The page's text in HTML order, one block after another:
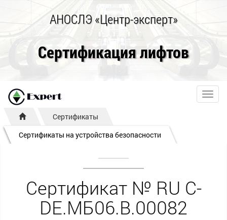
АНОСЛЭ «Центр-эксперт»
Сертификация лифтов
Сертификаты
Сертификаты на устройства безопасности
Сертификат № RU С-
DE.МБ06.B.00082